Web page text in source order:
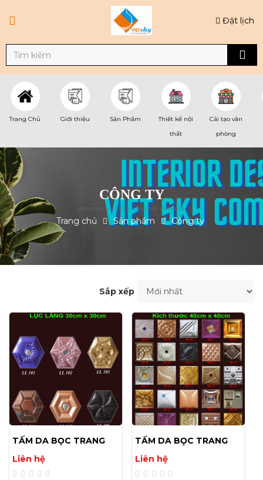
Đặt lịch
Trang Chủ Giới thiệu Sản Phẩm
Thiết kế nội
thất
Cải tạo văn
phòng
CÔNG TY
Trang chủ Sản phẩm Công ty
Sắp xếp
TẤM DA BỌC TRANG
TRÍ 30X30(CM)
Liên hệ
TẤM DA BỌC TRANG
TRÍ 40X40(CM) 02
Liên hệ